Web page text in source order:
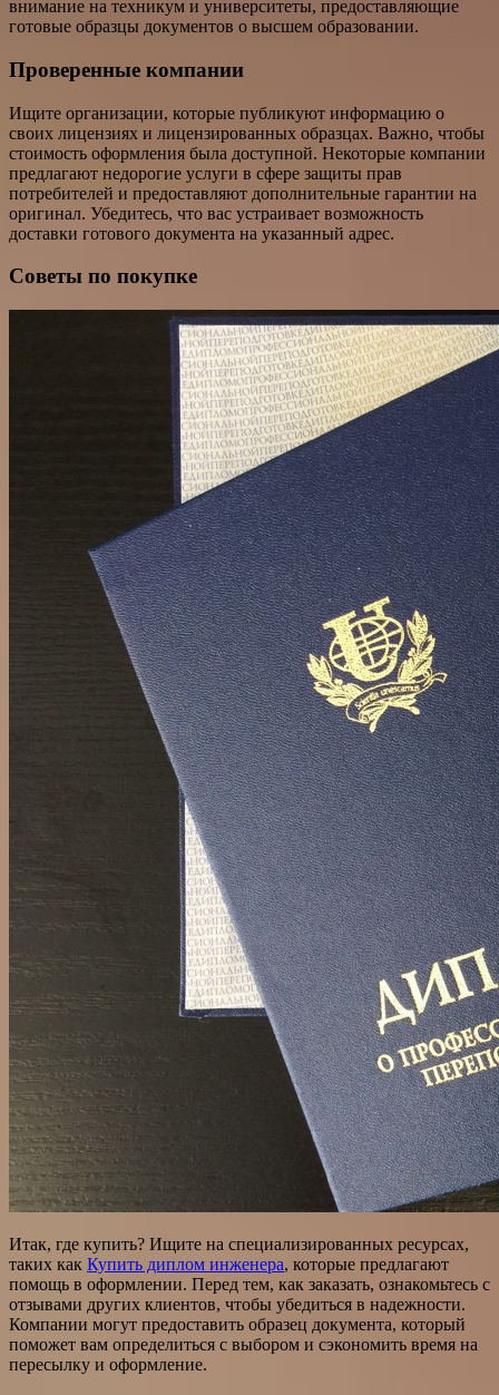
внимание на техникум и университеты, предоставляющие
готовые образцы документов о высшем образовании.
Проверенные компании
Ищите организации, которые публикуют информацию о
своих лицензиях и лицензированных образцах. Важно, чтобы
стоимость оформления была доступной. Некоторые компании
предлагают недорогие услуги в сфере защиты прав
потребителей и предоставляют дополнительные гарантии на
оригинал. Убедитесь, что вас устраивает возможность
доставки готового документа на указанный адрес.
Советы по покупке
Итак, где купить? Ищите на специализированных ресурсах,
таких как Купить диплом инженера, которые предлагают
помощь в оформлении. Перед тем, как заказать, ознакомьтесь с
отзывами других клиентов, чтобы убедиться в надежности.
Компании могут предоставить образец документа, который
поможет вам определиться с выбором и сэкономить время на
пересылку и оформление.